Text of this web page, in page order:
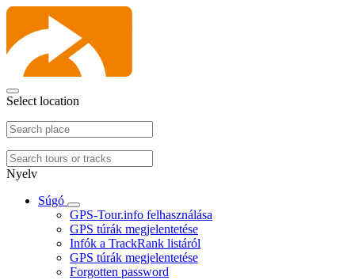
Select location
Nyelv
Súgó
GPS-Tour.info felhasználása
GPS túrák megjelentetése
Infók a TrackRank listáról
GPS túrák megjelentetése
Forgotten password